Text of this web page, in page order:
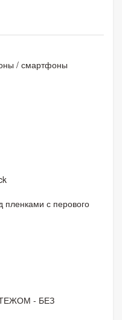
/ смартфоны
пленками с перового
- БЕЗ